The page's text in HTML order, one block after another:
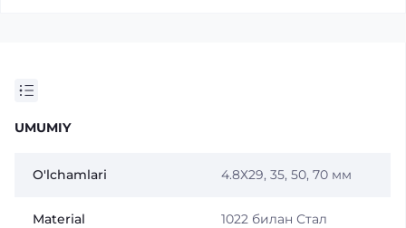
UMUMIY
O'lchamlari 4.8Х29, 35, 50, 70 мм
Material 1022 билан Стал